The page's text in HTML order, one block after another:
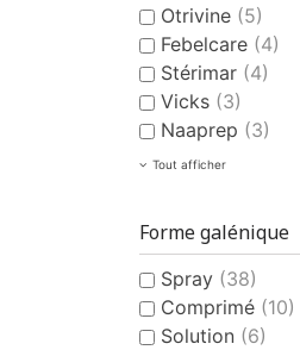
Otrivine (5)
Febelcare (4)
Stérimar (4)
Vicks (3)
Naaprep (3)
Tout afficher
Forme galénique
Spray (38)
Comprimé (10)
Solution (6)